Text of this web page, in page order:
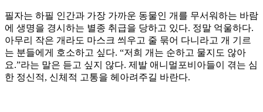
필자는 하필 인간과 가장 가까운 동물인 개를 무서워하는 바람
에 생명을 경시하는 별종 취급을 당하고 있다. 정말 억울하다.
아무리 작은 개라도 마스크 씌우고 줄 묶어 다니라고 개 기르
는 분들에게 호소하고 싶다. “저희 개는 순하고 물지도 않아
요.”라는 말은 듣고 싶지 않다. 제발 애니멀포비아들이 겪는 심
한 정신적, 신체적 고통을 헤아려주길 바란다.